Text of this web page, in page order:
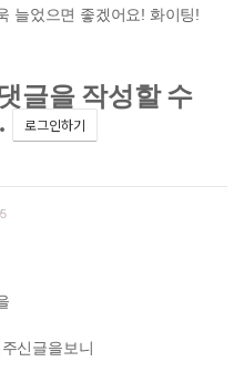
늘었으면 좋겠어요! 화이팅!